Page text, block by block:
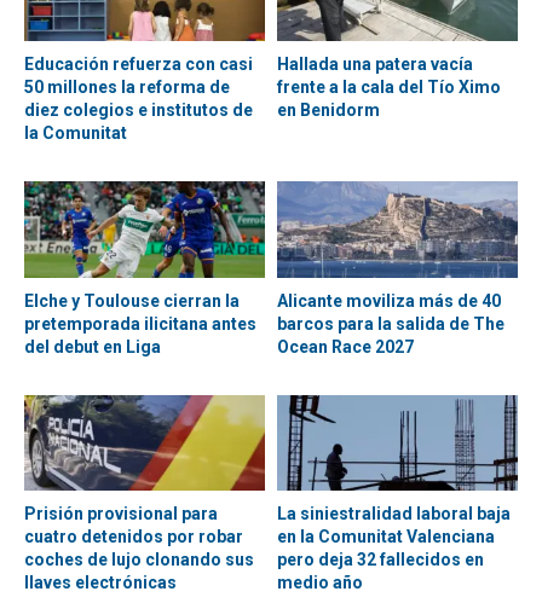
Educación refuerza con casi
50 millones la reforma de
diez colegios e institutos de
la Comunitat
Hallada una patera vacía
frente a la cala del Tío Ximo
en Benidorm
Elche y Toulouse cierran la
pretemporada ilicitana antes
del debut en Liga
Alicante moviliza más de 40
barcos para la salida de The
Ocean Race 2027
Prisión provisional para
cuatro detenidos por robar
coches de lujo clonando sus
llaves electrónicas
La siniestralidad laboral baja
en la Comunitat Valenciana
pero deja 32 fallecidos en
medio año